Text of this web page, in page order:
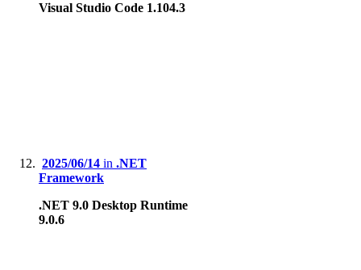
Visual Studio Code 1.104.3
2025/06/14 in .NET
Framework
.NET 9.0 Desktop Runtime
9.0.6